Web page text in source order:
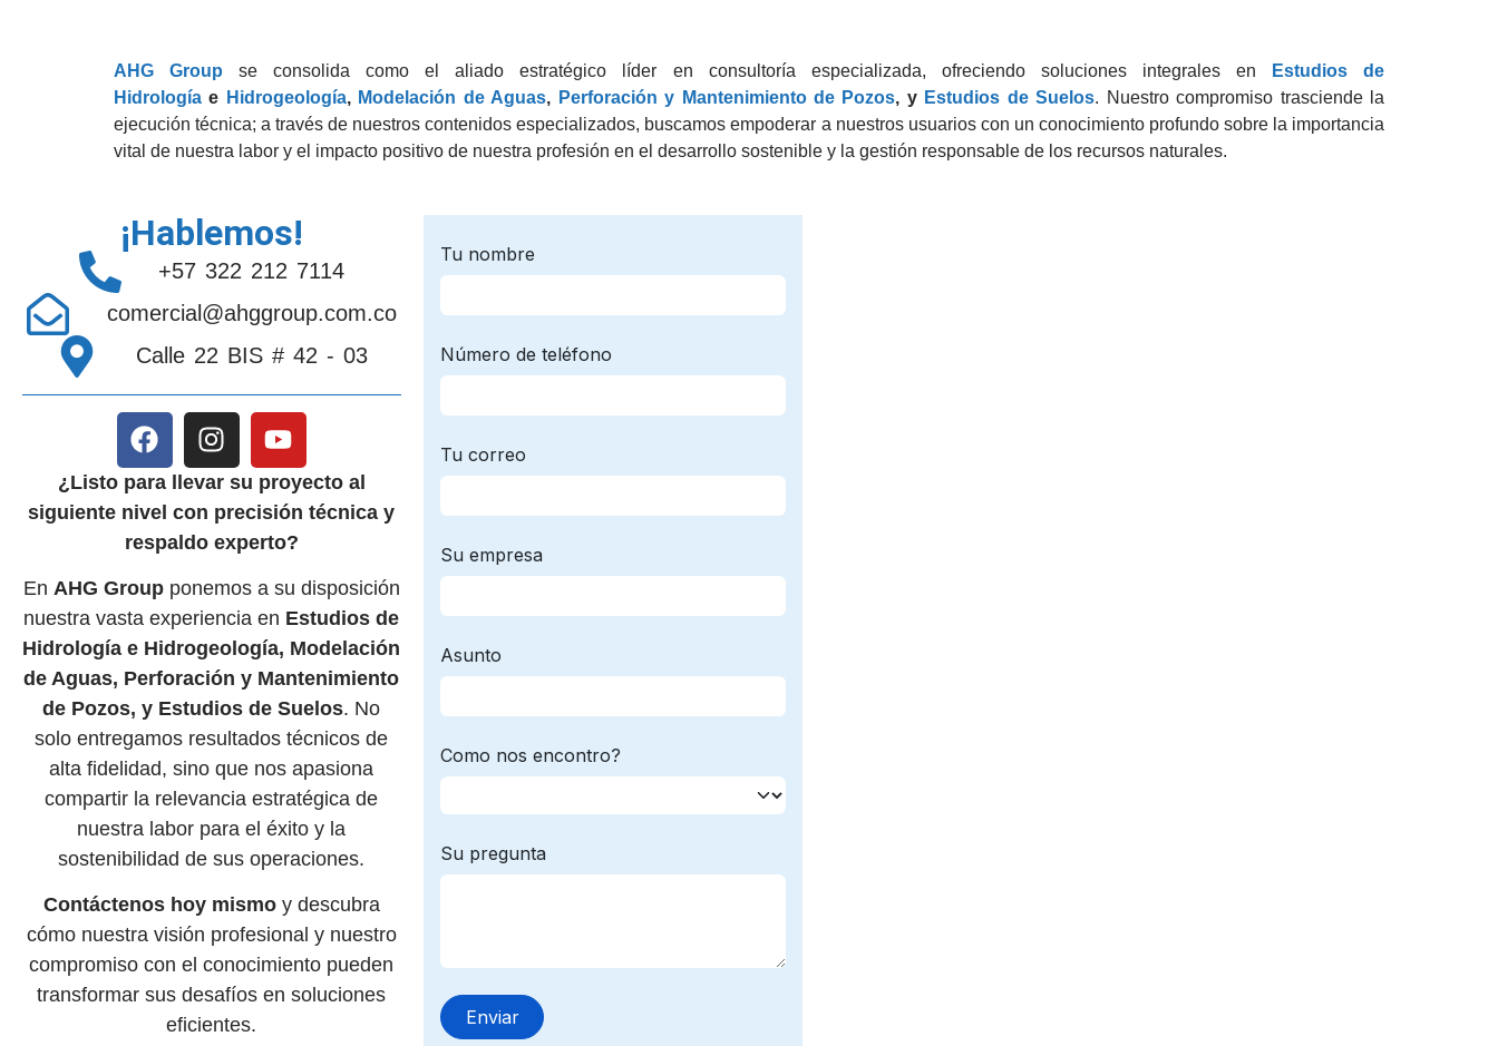
AHG Group se consolida como el aliado estratégico líder en consultoría especializada, ofreciendo soluciones integrales en
Estudios de
Hidrología e Hidrogeología, Modelación de Aguas, Perforación y Mantenimiento de Pozos, y Estudios de Suelos. Nuestro compromiso trasciende la
ejecución técnica; a través de nuestros contenidos especializados, buscamos empoderar a nuestros usuarios con un conocimiento profundo sobre la importancia
vital de nuestra labor y el impacto positivo de nuestra profesión en el desarrollo sostenible y la gestión responsable de los recursos naturales.
¡Hablemos!
+57 322 212 7114
comercial@ahggroup.com.co
Calle 22 BIS # 42 - 03
¿Listo para llevar su proyecto al
siguiente nivel con precisión técnica y
respaldo experto?
En AHG Groupponemos a su disposición
nuestra vasta experiencia en Estudios de
Hidrología e Hidrogeología, Modelación
de Aguas, Perforación y Mantenimiento
de Pozos, y Estudios de Suelos. No
solo entregamos resultados técnicos de
alta fidelidad, sino que nos apasiona
compartir la relevancia estratégica de
nuestra labor para el éxito y la
sostenibilidad de sus operaciones.
Contáctenos hoy mismoy descubra
cómo nuestra visión profesional y nuestro
compromiso con el conocimiento pueden
transformar sus desafíos en soluciones
eficientes.